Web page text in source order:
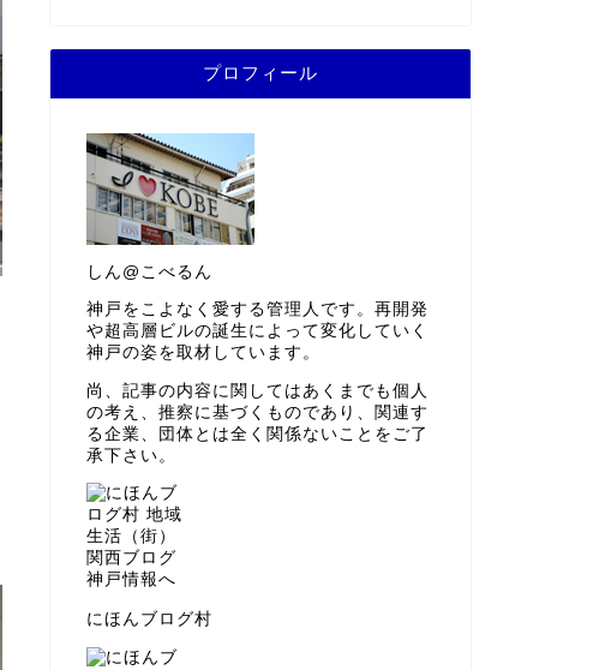
プロフィール
しん@こべるん
神戸をこよなく愛する管理人です。再開発
や超高層ビルの誕生によって変化していく
神戸の姿を取材しています。
尚、記事の内容に関してはあくまでも個人
の考え、推察に基づくものであり、関連す
る企業、団体とは全く関係ないことをご了
承下さい。
にほんブログ村